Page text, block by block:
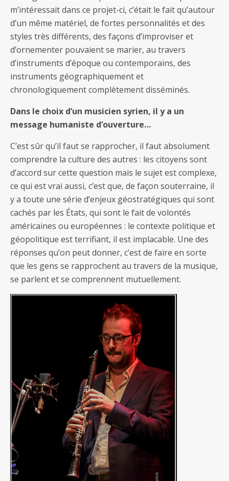
m’intéressait dans ce projet-ci, c’était le fait qu’autour
d’un même matériel, de fortes personnalités et des
styles très différents, des façons d’improviser et
d’ornementer pouvaient se marier, au travers
d’instruments d’époque ou contemporains, des
instruments géographiquement et
chronologiquement complètement disséminés.
Dans le choix d’un musicien syrien, il y a un
message humaniste d’ouverture…
C’est sûr qu’il faut se rapprocher, il faut absolument
comprendre la culture des autres : les citoyens sont
d’accord sur cette question mais le sujet est complexe,
ce qui est vrai aussi, c’est que, de façon souterraine, il
y a toute une série d’enjeux géostratégiques qui sont
cachés par les États, qui sont le fait de volontés
américaines ou européennes : le contexte politique et
géopolitique est terrifiant, il est implacable. Une des
réponses qu’on peut donner, c’est de faire en sorte
que les gens se rapprochent au travers de la musique,
se parlent et se comprennent mutuellement.